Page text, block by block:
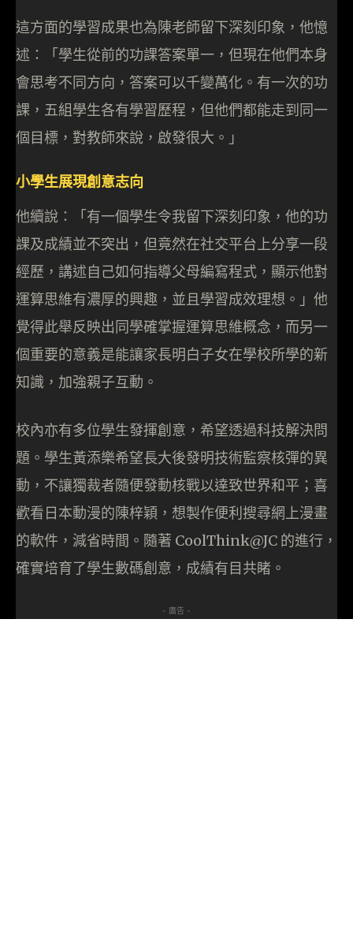
這方面的學習成果也為陳老師留下深刻印象，他憶
述：「學生從前的功課答案單一，但現在他們本身
會思考不同方向，答案可以千變萬化。有一次的功
課，五組學生各有學習歷程，但他們都能走到同一
個目標，對教師來說，啟發很大。」
小學生展現創意志向
他續說：「有一個學生令我留下深刻印象，他的功
課及成績並不突出，但竟然在社交平台上分享一段
經歷，講述自己如何指導父母編寫程式，顯示他對
運算思維有濃厚的興趣，並且學習成效理想。」他
覺得此舉反映出同學確掌握運算思維概念，而另一
個重要的意義是能讓家長明白子女在學校所學的新
知識，加強親子互動。
校內亦有多位學生發揮創意，希望透過科技解決問
題。學生黃添樂希望長大後發明技術監察核彈的異
動，不讓獨裁者隨便發動核戰以達致世界和平；喜
歡看日本動漫的陳梓穎，想製作便利搜尋網上漫畫
的軟件，減省時間。隨著 CoolThink@JC 的進行，
確實培育了學生數碼創意，成績有目共睹。
- 廣告 -